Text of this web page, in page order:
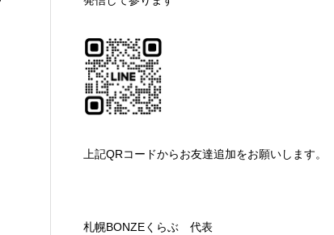
上記QRコードからお友達追加をお願いします。
札幌BONZEくらぶ 代表